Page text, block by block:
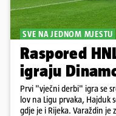
SVE NA JEDNOM MJESTU
Raspored
igraju
Prvi "vječni derbi" igra se
lov na Ligu prvaka, Hajduk
gdje je i Rijeka. Varaždin je